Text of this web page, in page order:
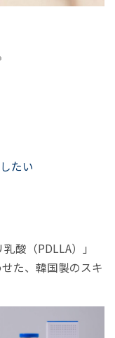
たい
酸（PDLLA）」
た、韓国製のスキ